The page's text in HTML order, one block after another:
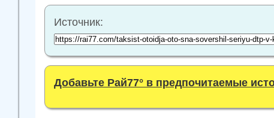
Источник:
Добавьте Рай77° в предпочитаемые